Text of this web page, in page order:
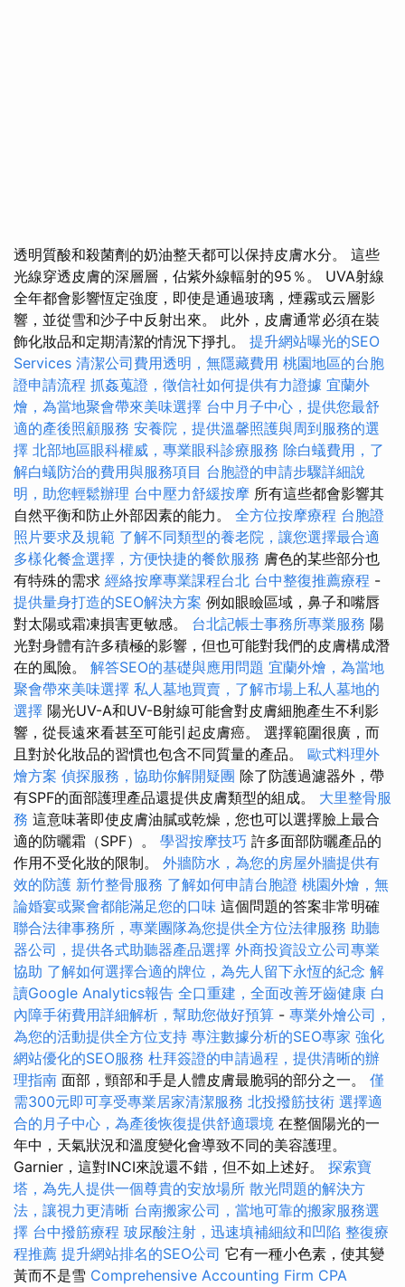
透明質酸和殺菌劑的奶油整天都可以保持皮膚水分。 這些
光線穿透皮膚的深層層，佔紫外線輻射的95％。 UVA射線
全年都會影響恆定強度，即使是通過玻璃，煙霧或云層影
響，並從雪和沙子中反射出來。 此外，皮膚通常必須在裝
飾化妝品和定期清潔的情況下掙扎。 提升網站曝光的SEO
Services 清潔公司費用透明，無隱藏費用 桃園地區的台胞
證申請流程 抓姦蒐證，徵信社如何提供有力證據 宜蘭外
燴，為當地聚會帶來美味選擇 台中月子中心，提供您最舒
適的產後照顧服務 安養院，提供溫馨照護與周到服務的選
擇 北部地區眼科權威，專業眼科診療服務 除白蟻費用，了
解白蟻防治的費用與服務項目 台胞證的申請步驟詳細說
明，助您輕鬆辦理 台中壓力舒緩按摩 所有這些都會影響其
自然平衡和防止外部因素的能力。 全方位按摩療程 台胞證
照片要求及規範 了解不同類型的養老院，讓您選擇最合適
多樣化餐盒選擇，方便快捷的餐飲服務 膚色的某些部分也
有特殊的需求 經絡按摩專業課程台北 台中整復推薦療程 -
提供量身打造的SEO解決方案 例如眼瞼區域，鼻子和嘴唇
對太陽或霜凍損害更敏感。 台北記帳士事務所專業服務 陽
光對身體有許多積極的影響，但也可能對我們的皮膚構成潛
在的風險。 解答SEO的基礎與應用問題 宜蘭外燴，為當地
聚會帶來美味選擇 私人墓地買賣，了解市場上私人墓地的
選擇 陽光UV-A和UV-B射線可能會對皮膚細胞產生不利影
響，從長遠來看甚至可能引起皮膚癌。 選擇範圍很廣，而
且對於化妝品的習慣也包含不同質量的產品。 歐式料理外
燴方案 偵探服務，協助你解開疑團 除了防護過濾器外，帶
有SPF的面部護理產品還提供皮膚類型的組成。 大里整骨服
務 這意味著即使皮膚油膩或乾燥，您也可以選擇臉上最合
適的防曬霜（SPF）。 學習按摩技巧 許多面部防曬產品的
作用不受化妝的限制。 外牆防水，為您的房屋外牆提供有
效的防護 新竹整骨服務 了解如何申請台胞證 桃園外燴，無
論婚宴或聚會都能滿足您的口味 這個問題的答案非常明確
聯合法律事務所，專業團隊為您提供全方位法律服務 助聽
器公司，提供各式助聽器產品選擇 外商投資設立公司專業
協助 了解如何選擇合適的牌位，為先人留下永恆的紀念 解
讀Google Analytics報告 全口重建，全面改善牙齒健康 白
內障手術費用詳細解析，幫助您做好預算 - 專業外燴公司，
為您的活動提供全方位支持 專注數據分析的SEO專家 強化
網站優化的SEO服務 杜拜簽證的申請過程，提供清晰的辦
理指南 面部，頸部和手是人體皮膚最脆弱的部分之一。 僅
需300元即可享受專業居家清潔服務 北投撥筋技術 選擇適
合的月子中心，為產後恢復提供舒適環境 在整個陽光的一
年中，天氣狀況和溫度變化會導致不同的美容護理。
Garnier，這對INCI來說還不錯，但不如上述好。 探索寶
塔，為先人提供一個尊貴的安放場所 散光問題的解決方
法，讓視力更清晰 台南搬家公司，當地可靠的搬家服務選
擇 台中撥筋療程 玻尿酸注射，迅速填補細紋和凹陷 整復療
程推薦 提升網站排名的SEO公司 它有一種小色素，使其變
黃而不是雪 Comprehensive Accounting Firm CPA